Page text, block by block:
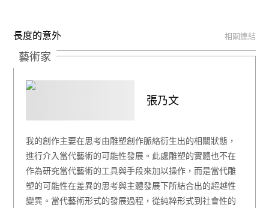
長度的意外 相關連結
藝術家
張乃文
我的創作主要在思考由雕塑創作脈絡衍生出的相關狀態，
進行介入當代藝術的可能性發展。此處雕塑的實體也不在
作為研究當代藝術的工具與手段來加以操作，而是當代雕
塑的可能性在差異的思考與主體發展下所結合出的超越性
變異。當代藝術形式的發展過程，從純粹形式到社會性的